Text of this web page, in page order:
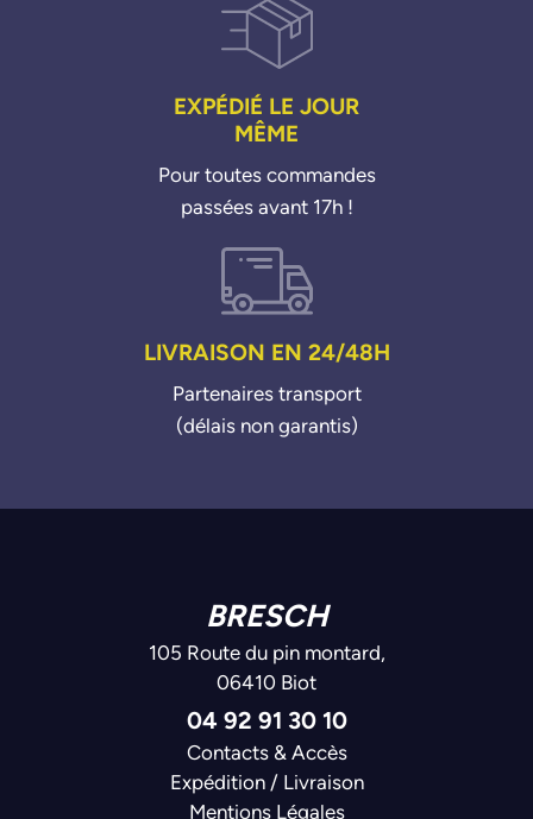
EXPÉDIÉ LE JOUR
MÊME
Pour toutes commandes
passées avant 17h !
LIVRAISON EN 24/48H
Partenaires transport
(délais non garantis)
BRESCH
105 Route du pin montard,
06410 Biot
04 92 91 30 10
Contacts & Accès
Expédition / Livraison
Mentions Légales